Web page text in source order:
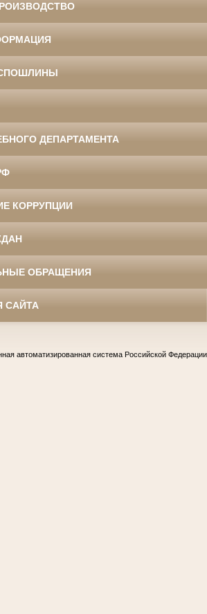
ДЕПАРТАМЕНТА
КОРРУПЦИИ
ОБРАЩЕНИЯ
САЙТА
автоматизированная система Российской